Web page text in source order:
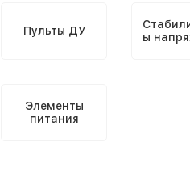
Пульты ДУ
ы
Элементы
питания